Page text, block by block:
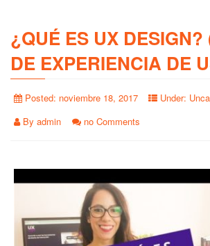
¿QUÉ ES UX DESIGN?
DE EXPERIENCIA DE
Posted: noviembre 18, 2017 Under:
By admin no Comments